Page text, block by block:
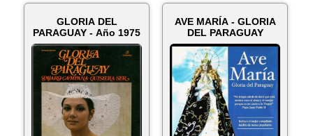
GLORIA DEL
PARAGUAY - Año 1975
AVE MARÍA - GLORIA
DEL PARAGUAY